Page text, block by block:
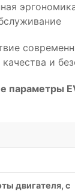
и
параметры
двигателя, с